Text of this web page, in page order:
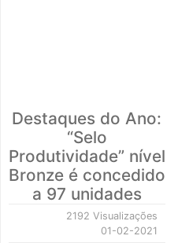
Destaques do Ano:
“Selo
Produtividade” nível
Bronze é concedido
a 97 unidades
2192 Visualizações
01-02-2021